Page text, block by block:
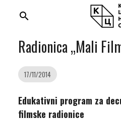
search
Radionica „Mali
17/11/2014
Edukativni program za
filmske radionice